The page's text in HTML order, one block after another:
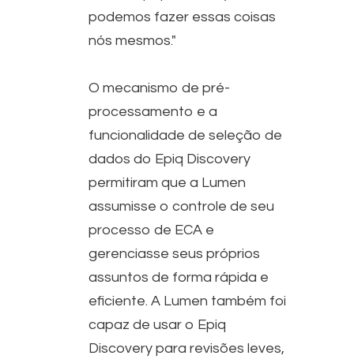
podemos fazer essas coisas
nós mesmos."
O mecanismo de pré-
processamento e a
funcionalidade de seleção de
dados do Epiq Discovery
permitiram que a Lumen
assumisse o controle de seu
processo de ECA e
gerenciasse seus próprios
assuntos de forma rápida e
eficiente. A Lumen também foi
capaz de usar o Epiq
Discovery para revisões leves,